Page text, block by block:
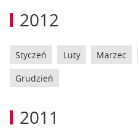
2012
Styczeń Luty Marzec
Grudzień
2011